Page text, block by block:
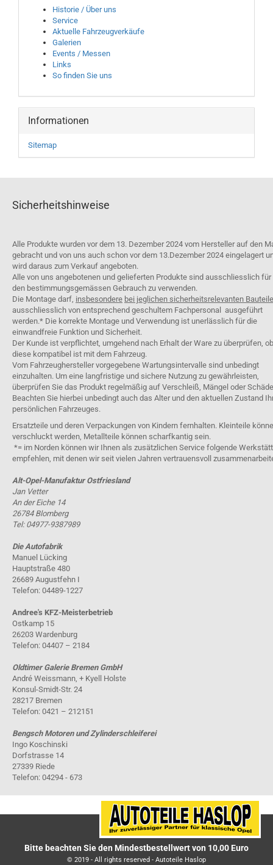
Historie / Über uns
Service
Aktuelle Fahrzeugverkäufe
Galerien
Events / Messen
Links
So finden Sie uns
Informationen
Sitemap
Sicherheitshinweise
Alle Produkte wurden vor dem 13. Dezember 2024 vom Hersteller auf den
gebracht und von uns auch schon vor dem 13.Dezember 2024 eingelagert
wird daraus zum Verkauf angeboten.
Alle von uns angebotenen und gelieferten Produkte sind ausschliesslich für
den bestimmungsgemässen Gebrauch zu verwenden.
Die Montage darf, insbesondere bei jeglichen sicherheitsrelevanten
ausschliesslich von entsprechend geschultem Fachpersonal ausgeführt
werden.* Die korrekte Montage und Verwendung ist unerlässlich für die
einwandfreie Funktion und Sicherheit.
Der Kunde ist verpflichtet, umgehend nach Erhalt der Ware zu überprüfen, ob
diese kompatibel ist mit dem Fahrzeug.
Vom Fahrzeughersteller vorgegebene Wartungsintervalle sind unbedingt
einzuhalten. Um eine langfristige und sichere Nutzung zu gewährleisten,
überprüfen Sie das Produkt regelmäßig auf Verschleiß, Mängel oder
Beachten Sie hierbei unbedingt auch das Alter und den aktuellen Zustand
persönlichen Fahrzeuges.
Ersatzteile und deren Verpackungen von Kindern fernhalten. Kleinteile
verschluckt werden, Metallteile können scharfkantig sein.
*= im Norden können wir Ihnen als zusätzlichen Service folgende
empfehlen, mit denen wir seit vielen Jahren vertrauensvoll
Alt-Opel-Manufaktur Ostfriesland
Jan Vetter
An der Eiche 14
26784 Blomberg
Tel: 04977-9387989
Die Autofabrik
Manuel Lücking
Hauptstraße 480
26689 Augustfehn I
Telefon: 04489-1227
Andree's KFZ-Meisterbetrieb
Ostkamp 15
26203 Wardenburg
Telefon: 04407 – 2184
Oldtimer Galerie Bremen GmbH
André Weissmann, + Kyell Holste
Konsul-Smidt-Str. 24
28217 Bremen
Telefon: 0421 – 212151
Bengsch Motoren und Zylinderschleiferei
Ingo Koschinski
Dorfstrasse 14
27339 Riede
Telefon: 04294 - 673
Bitte beachten Sie den Mindestbestellwert von 10,00 Euro
© 2019 - All rights reserved - Autoteile Haslop